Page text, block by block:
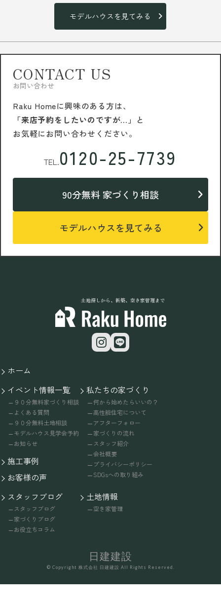
モデルハウスを見てみる
CONTACT US
お問い合わせ
Raku Homeに興味のある方は、
「来店予約をしたいのですが…」 と
お気軽にお問い合わせください。
TEL.0120-25-7739
90分無料 家づくり相談
モデルハウスを見てみる
土地探しから、新築、空き家管理まで
ホーム
イベント情報一覧
９０分無料家づくり相談
よくある質問
９０分無料土地相談
モデルハウス見学会予約
お知らせ
施工事例
お客様の声
私たちの家づくり
何から始めたらいいの？
高性能住宅について
アフターフォロー
家づくりの流れ
スタッフ紹介
会社概要
プライバシーポリシー
SDGsへの取り組み
スタッフブログ
スタッフブログ
家づくりブログ
お役立ちコラム
土地情報
空き家管理
日建建設
© Copyright 株式会社 日建建設 All Rights Reserved.